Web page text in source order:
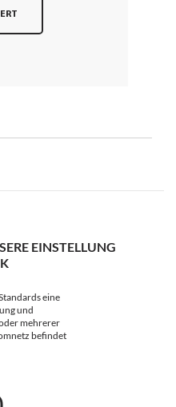
EINSTELLUNG
eine
und
mehrerer
befindet